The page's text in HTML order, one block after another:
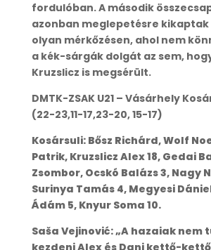
fordulóban. A második
azonban meglepetésre kikaptak
olyan mérkőzésen, ahol nem
a kék-sárgák dolgát az sem,
Kruzslicz is megsérült.
DMTK-ZSAK U21 – Vásárhely
(22-23,11-17,23-20, 15-17)
Kosársuli: Bősz Richárd, Wolf
Patrik, Kruzslicz Alex 18, Gedai
Zsombor, Ocskó Balázs 3, Nagy
Surinya Tamás 4, Megyesi
Ádám 5, Knyur Soma 10.
Saša Vejinović: „A hazaiak nem